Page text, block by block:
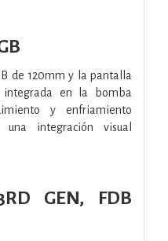
de 120mm y la pantalla
integrada en la bomba
y enfriamiento
integración visual
GEN, FDB